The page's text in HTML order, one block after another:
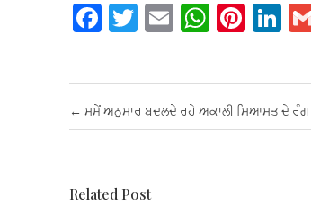
F
ce
b
o
k
T
tt
er
E
ail
W
at
s
A
Pi
er
es
t
Li
ke
dI
n
Post navigation
← ਸਮੇਂ ਅਨੁਸਾਰ ਬਦਲਦੇ ਰਹੇ ਅਕਾਲੀ ਸਿਆਸਤ ਦੇ ਰੰਗ
Related Post